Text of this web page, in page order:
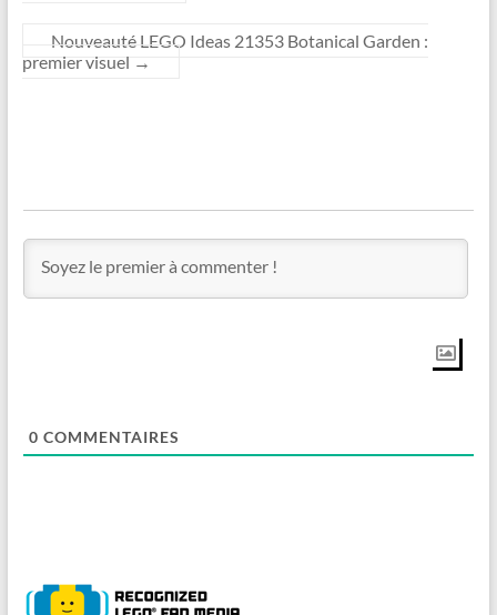
Nouveauté LEGO Ideas 21353 Botanical Garden :
premier visuel →
0 COMMENTAIRES